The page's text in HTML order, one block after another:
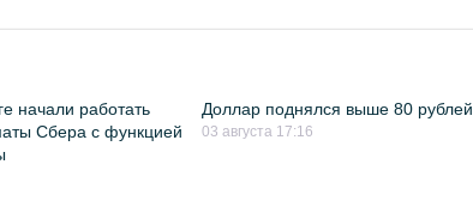
начали работать
Сбера с функцией
Доллар поднялся выше 80 рублей
03 августа 17:16